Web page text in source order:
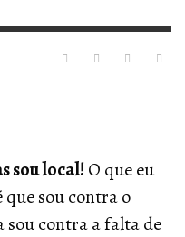
sou local!O que eu
sou contra o
sou contra a falta de